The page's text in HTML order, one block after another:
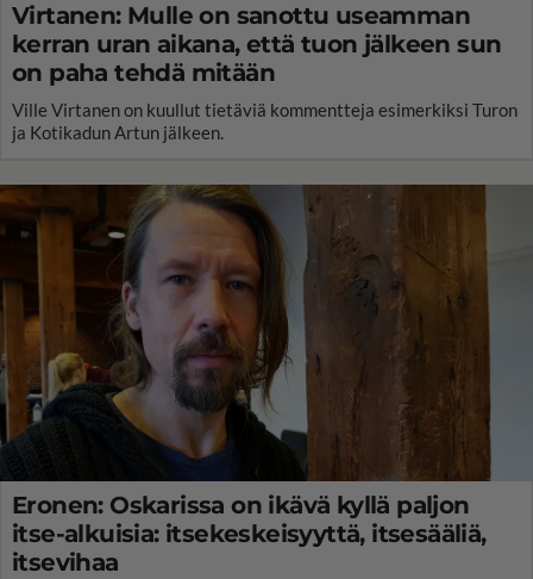
Virtanen: Mulle on sanottu useamman
kerran uran aikana, että tuon jälkeen sun
on paha tehdä mitään
Ville Virtanen on kuullut tietäviä kommentteja esimerkiksi Turon
ja Kotikadun Artun jälkeen.
Eronen: Oskarissa on ikävä kyllä paljon
itse-alkuisia: itsekeskeisyyttä, itsesääliä,
itsevihaa